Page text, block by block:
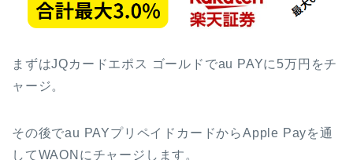
まずはJQカードエポス ゴールドでau PAYに5万円をチ
ャージ。
その後でau PAYプリペイドカードからApple Payを通
してWAONにチャージします。